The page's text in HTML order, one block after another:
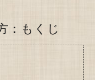
：もくじ